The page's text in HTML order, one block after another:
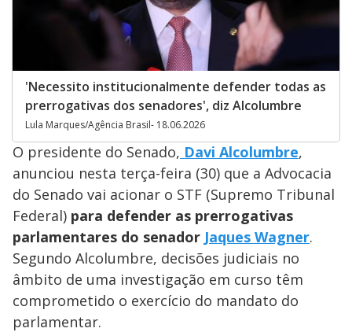
'Necessito institucionalmente defender todas as
prerrogativas dos senadores', diz Alcolumbre
Lula Marques/Agência Brasil- 18.06.2026
O presidente do Senado, Davi Alcolumbre,
anunciou nesta terça-feira (30) que a Advocacia
do Senado vai acionar o STF (Supremo Tribunal
Federal) para defender as prerrogativas
parlamentares do senador Jaques Wagner.
Segundo Alcolumbre, decisões judiciais no
âmbito de uma investigação em curso têm
comprometido o exercício do mandato do
parlamentar.